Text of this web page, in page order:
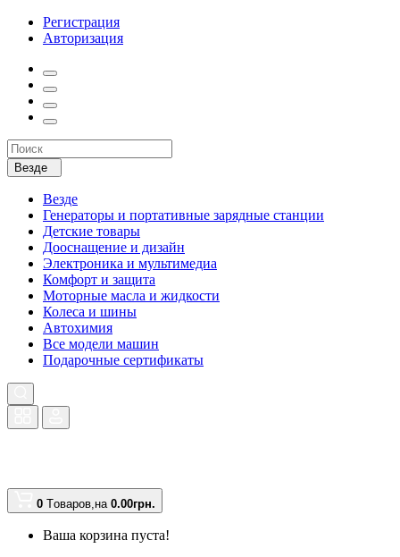
Регистрация
Авторизация
Везде
Везде
Генераторы и портативные зарядные станции
Детские товары
Дооснащение и дизайн
Электроника и мультимедиа
Комфорт и защита
Моторные масла и жидкости
Колеса и шины
Автохимия
Все модели машин
Подарочные сертификаты
0 Tоваров,на 0.00грн.
Ваша корзина пуста!